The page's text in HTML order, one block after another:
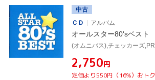
中古
ＣＤ
アルバム
オールスター80'sベスト
¥2,750円
定価より550円（16%）おトク